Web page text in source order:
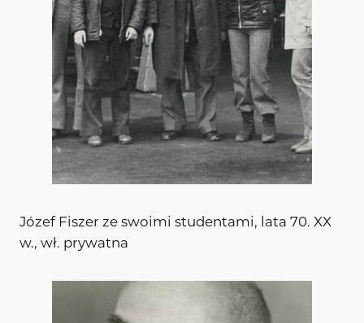
Józef Fiszer ze swoimi studentami, lata 70. XX
w., wł. prywatna